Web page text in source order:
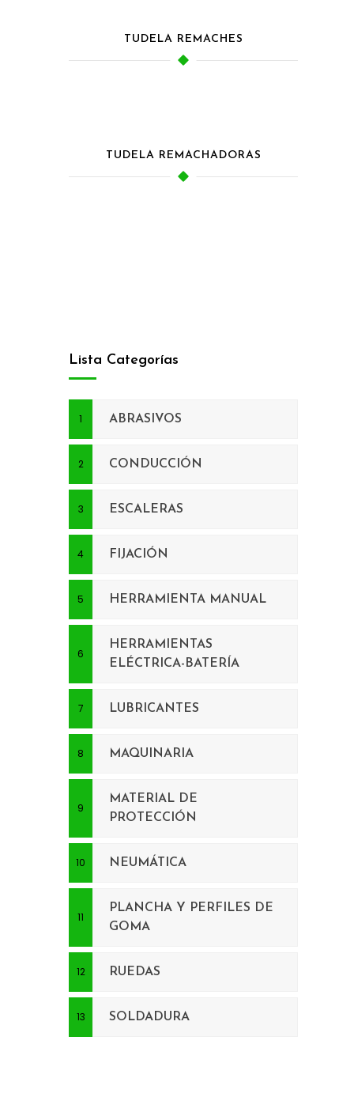
Lista Categorías
ABRASIVOS
CONDUCCIÓN
ESCALERAS
FIJACIÓN
HERRAMIENTA MANUAL
HERRAMIENTAS
ELÉCTRICA-BATERÍA
LUBRICANTES
MAQUINARIA
MATERIAL DE
PROTECCIÓN
NEUMÁTICA
PLANCHA Y PERFILES DE
GOMA
RUEDAS
SOLDADURA
TUDELA REMACHES
TUDELA REMACHADORAS